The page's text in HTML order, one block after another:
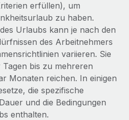
wir bei Remote Unternehmen
die beste...
in 19 Ländern
Marktführer im Bereich der
Apps. Das...
erfüllen), um
zu haben.
Urlaubs kann je nach den
des Arbeitnehmers
variieren. Sie
bis zu mehreren
Monaten reichen. In einigen
die spezifische
und die Bedingungen
enthalten.